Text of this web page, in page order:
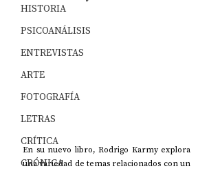
HISTORIA
PSICOANÁLISIS
ENTREVISTAS
ARTE
FOTOGRAFÍA
LETRAS
CRÍTICA
CRÓNICA
En su nuevo libro, Rodrigo Karmy explora
una variedad de temas relacionados con un